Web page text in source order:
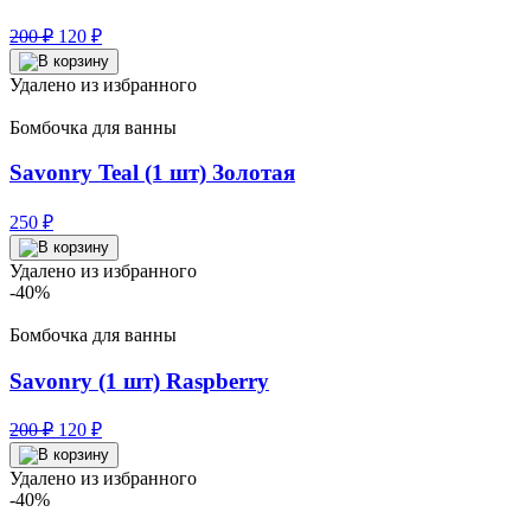
200₽ Первоначальная
цена
составляла
120 ₽Текущая
цена:
120 ₽.
Удалено из избранного
Бомбочка для ванны
Savonry Teal (1 шт) Золотая
250 ₽
Удалено из избранного
-40%
Бомбочка для ванны
Savonry (1 шт) Raspberry
200₽ Первоначальная
цена
составляла
120 ₽Текущая
цена:
120 ₽.
Удалено из избранного
-40%